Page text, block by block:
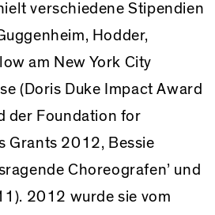
verschiedene Stipendien
Hodder,
am New York City
(Doris Duke Impact Award
der Foundation for
Grants 2012, Bessie
Choreografen’ und
2012 wurde sie vom